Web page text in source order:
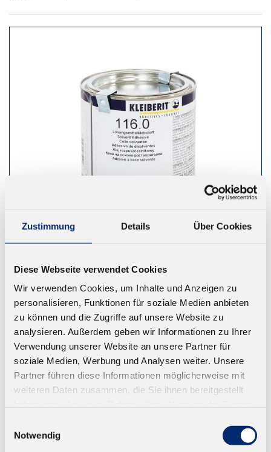
Zustimmung Details Über Cookies
Diese Webseite verwendet Cookies
Wir verwenden Cookies, um Inhalte und Anzeigen zu
personalisieren, Funktionen für soziale Medien anbieten
zu können und die Zugriffe auf unsere Website zu
analysieren. Außerdem geben wir Informationen zu Ihrer
Verwendung unserer Website an unsere Partner für
soziale Medien, Werbung und Analysen weiter. Unsere
Partner führen diese Informationen möglicherweise mit
weiteren Daten zusammen, die Sie ihnen bereitgestellt
Notwendig
116.0 Kontaktklebstoff
Lösungsmittelklebstoff. 1K ohne Härter und 2K mit
Härter. Farbe: beige
Ab 16,08 € zzgl. MwSt.
ZUM WARENKORB